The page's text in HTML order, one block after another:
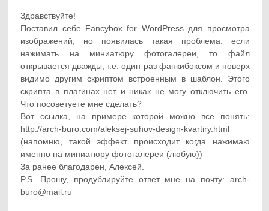
Здравствуйте!
Поставил себе Fancybox for WordPress для просмотра
изображений, но появилась такая проблема: если
нажимать на миниатюру фотогалереи, то файл
открывается дважды, т.е. один раз фанкибоксом и поверх
видимо другим скриптом встроенным в шаблон. Этого
скрипта в плагинах нет и никак не могу отключить его.
Что посоветуете мне сделать?
Вот ссылка, на примере которой можно всё понять:
http://arch-buro.com/aleksej-suhov-design-kvartiry.html
(напомню, такой эффект происходит когда нажимаю
именно на миниатюру фотогалереи (любую))
За ранее благодарен, Алексей.
P.S. Прошу, продублируйте ответ мне на почту: arch-
buro@mail.ru